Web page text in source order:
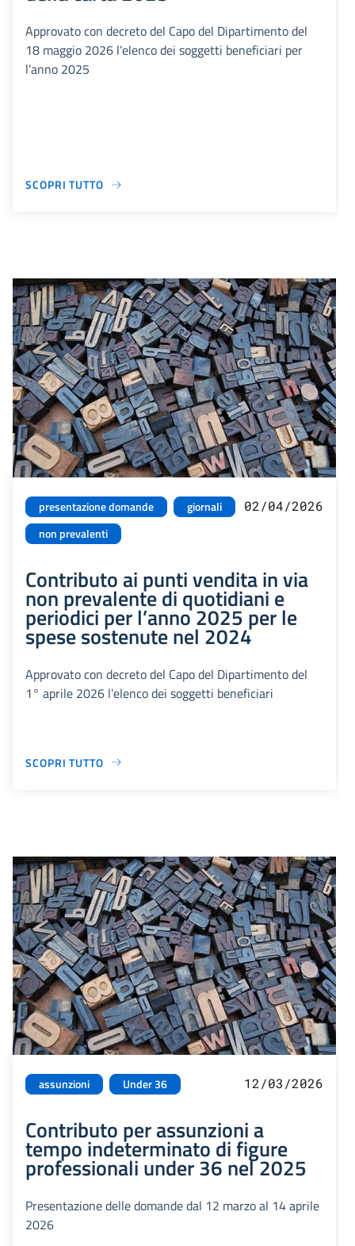
Approvato con decreto del Capo del Dipartimento del
18 maggio 2026 l’elenco dei soggetti beneficiari per
l’anno 2025
SCOPRI TUTTO
presentazione domande
giornali
non prevalenti
02/04/2026
Contributo ai punti vendita in via
non prevalente di quotidiani e
periodici per l’anno 2025 per le
spese sostenute nel 2024
Approvato con decreto del Capo del Dipartimento del
1° aprile 2026 l’elenco dei soggetti beneficiari
SCOPRI TUTTO
assunzioni Under 36 12/03/2026
Contributo per assunzioni a
tempo indeterminato di figure
professionali under 36 nel 2025
Presentazione delle domande dal 12 marzo al 14 aprile
2026